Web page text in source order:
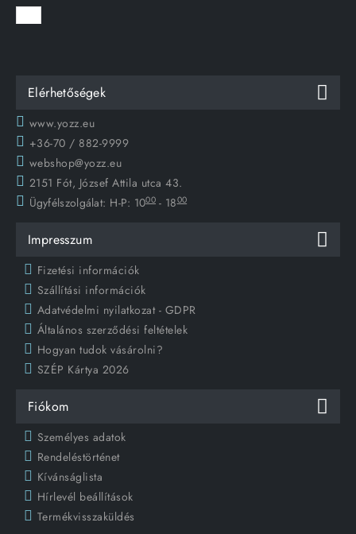
Elérhetőségek
www.yozz.eu
+36-70 / 882-9999
webshop@yozz.eu
2151 Fót, József Attila utca 43.
Ügyfélszolgálat: H-P: 1000 - 1800
Impresszum
Fizetési információk
Szállítási információk
Adatvédelmi nyilatkozat - GDPR
Általános szerződési feltételek
Hogyan tudok vásárolni?
SZÉP Kártya 2026
Fiókom
Személyes adatok
Rendeléstörténet
Kívánságlista
Hírlevél beállítások
Termékvisszaküldés